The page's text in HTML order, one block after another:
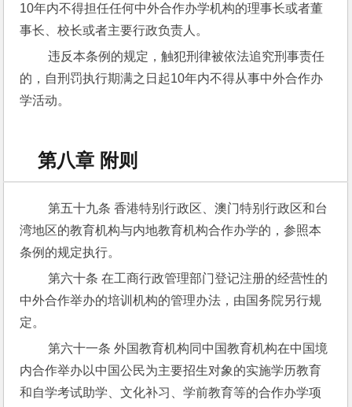
10年内不得担任任何中外合作办学机构的理事长或者董
事长、校长或者主要行政负责人。
违反本条例的规定，触犯刑律被依法追究刑事责任
的，自刑罚执行期满之日起10年内不得从事中外合作办
学活动。
第八章 附则
第五十九条 香港特别行政区、澳门特别行政区和台
湾地区的教育机构与内地教育机构合作办学的，参照本
条例的规定执行。
第六十条 在工商行政管理部门登记注册的经营性的
中外合作举办的培训机构的管理办法，由国务院另行规
定。
第六十一条 外国教育机构同中国教育机构在中国境
内合作举办以中国公民为主要招生对象的实施学历教育
和自学考试助学、文化补习、学前教育等的合作办学项